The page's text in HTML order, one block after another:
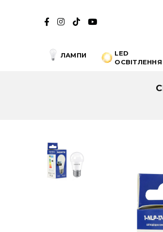
ЛАМПИ
LED
ОСВІТЛЕННЯ